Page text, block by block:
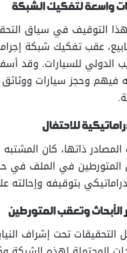
واسعة لتفكيك الشبكة
التوقيف في سياق
عقب تفكيك شبكة
الدولي للسيارات. وقد
فيهم وحجز سيارات
للاحتفال
ذاتها، كان
في الملف في
بتوقيفه وإحالته
الأبحاث وتعقب المتورطين
التحقيقات تحت إشراف